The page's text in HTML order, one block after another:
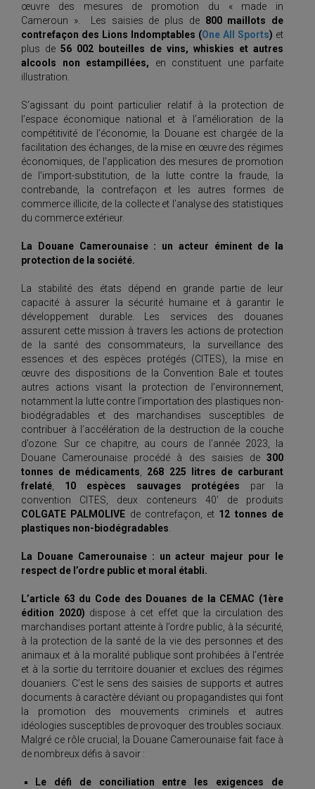
œuvre des mesures de promotion du « made in
Cameroun ». Les saisies de plus de 800 maillots de
contrefaçon des Lions Indomptables (One All Sports) et
plus de 56 002 bouteilles de vins, whiskies et autres
alcools non estampillées, en constituent une parfaite
illustration.
S’agissant du point particulier relatif à la protection de
l’espace économique national et à l’amélioration de la
compétitivité de l’économie, la Douane est chargée de la
facilitation des échanges, de la mise en œuvre des régimes
économiques, de l’application des mesures de promotion
de l’import-substitution, de la lutte contre la fraude, la
contrebande, la contrefaçon et les autres formes de
commerce illicite, de la collecte et l’analyse des statistiques
du commerce extérieur.
La Douane Camerounaise : un acteur éminent de la
protection de la société.
La stabilité des états dépend en grande partie de leur
capacité à assurer la sécurité humaine et à garantir le
développement durable. Les services des douanes
assurent cette mission à travers les actions de protection
de la santé des consommateurs, la surveillance des
essences et des espèces protégés (CITES), la mise en
œuvre des dispositions de la Convention Bale et toutes
autres actions visant la protection de l’environnement,
notamment la lutte contre l’importation des plastiques non-
biodégradables et des marchandises susceptibles de
contribuer à l’accélération de la destruction de la couche
d’ozone. Sur ce chapitre, au cours de l’année 2023, la
Douane Camerounaise procédé à des saisies de 300
tonnes de médicaments
268 225 litres de carburant
frelaté
10 espèces sauvages protégées par la
convention CITES, deux conteneurs 40’ de produits
COLGATE PALMOLIVE de contrefaçon, et 12 tonnes de
plastiques non-biodégradables
La Douane Camerounaise : un acteur majeur pour le
respect de l’ordre public et moral établi.
L’article 63 du Code des Douanes de la CEMAC (1ère
édition 2020) dispose à cet effet que la circulation des
marchandises portant atteinte à l’ordre public, à la sécurité,
à la protection de la santé de la vie des personnes et des
animaux et à la moralité publique sont prohibées à l’entrée
et à la sortie du territoire douanier et exclues des régimes
douaniers. C’est le sens des saisies de supports et autres
documents à caractère déviant ou propagandistes qui font
la promotion des mouvements criminels et autres
idéologies susceptibles de provoquer des troubles sociaux.
Malgré ce rôle crucial, la Douane Camerounaise fait face à
de nombreux défis à savoir :
Le défi de conciliation entre les exigences de